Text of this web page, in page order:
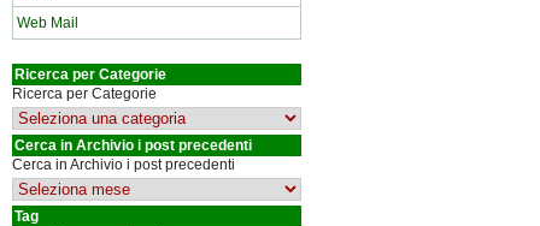
Web Mail
Ricerca per Categorie
Ricerca per Categorie
Cerca in Archivio i post precedenti
Cerca in Archivio i post precedenti
Tag